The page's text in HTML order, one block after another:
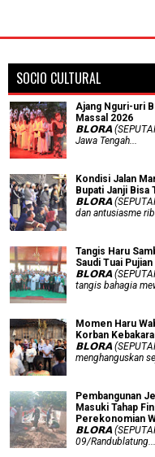
SOCIO CULTURAL
Ajang Nguri-uri
Massal 2026
𝗕𝗟𝗢𝗥𝗔
Jawa Tengah...
Kondisi Jalan
Bupati Janji
𝗕𝗟𝗢𝗥𝗔
dan antusiasme
Tangis Haru
Saudi Tuai Pujian
𝗕𝗟𝗢𝗥𝗔
tangis bahagia
Momen Haru
Korban
𝗕𝗟𝗢𝗥𝗔
menghanguskan
Pembangunan
Masuki Tahap
Perekonomian
𝗕𝗟𝗢𝗥𝗔
09/Randublatung...